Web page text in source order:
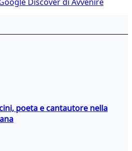
poeta e cantautore nella